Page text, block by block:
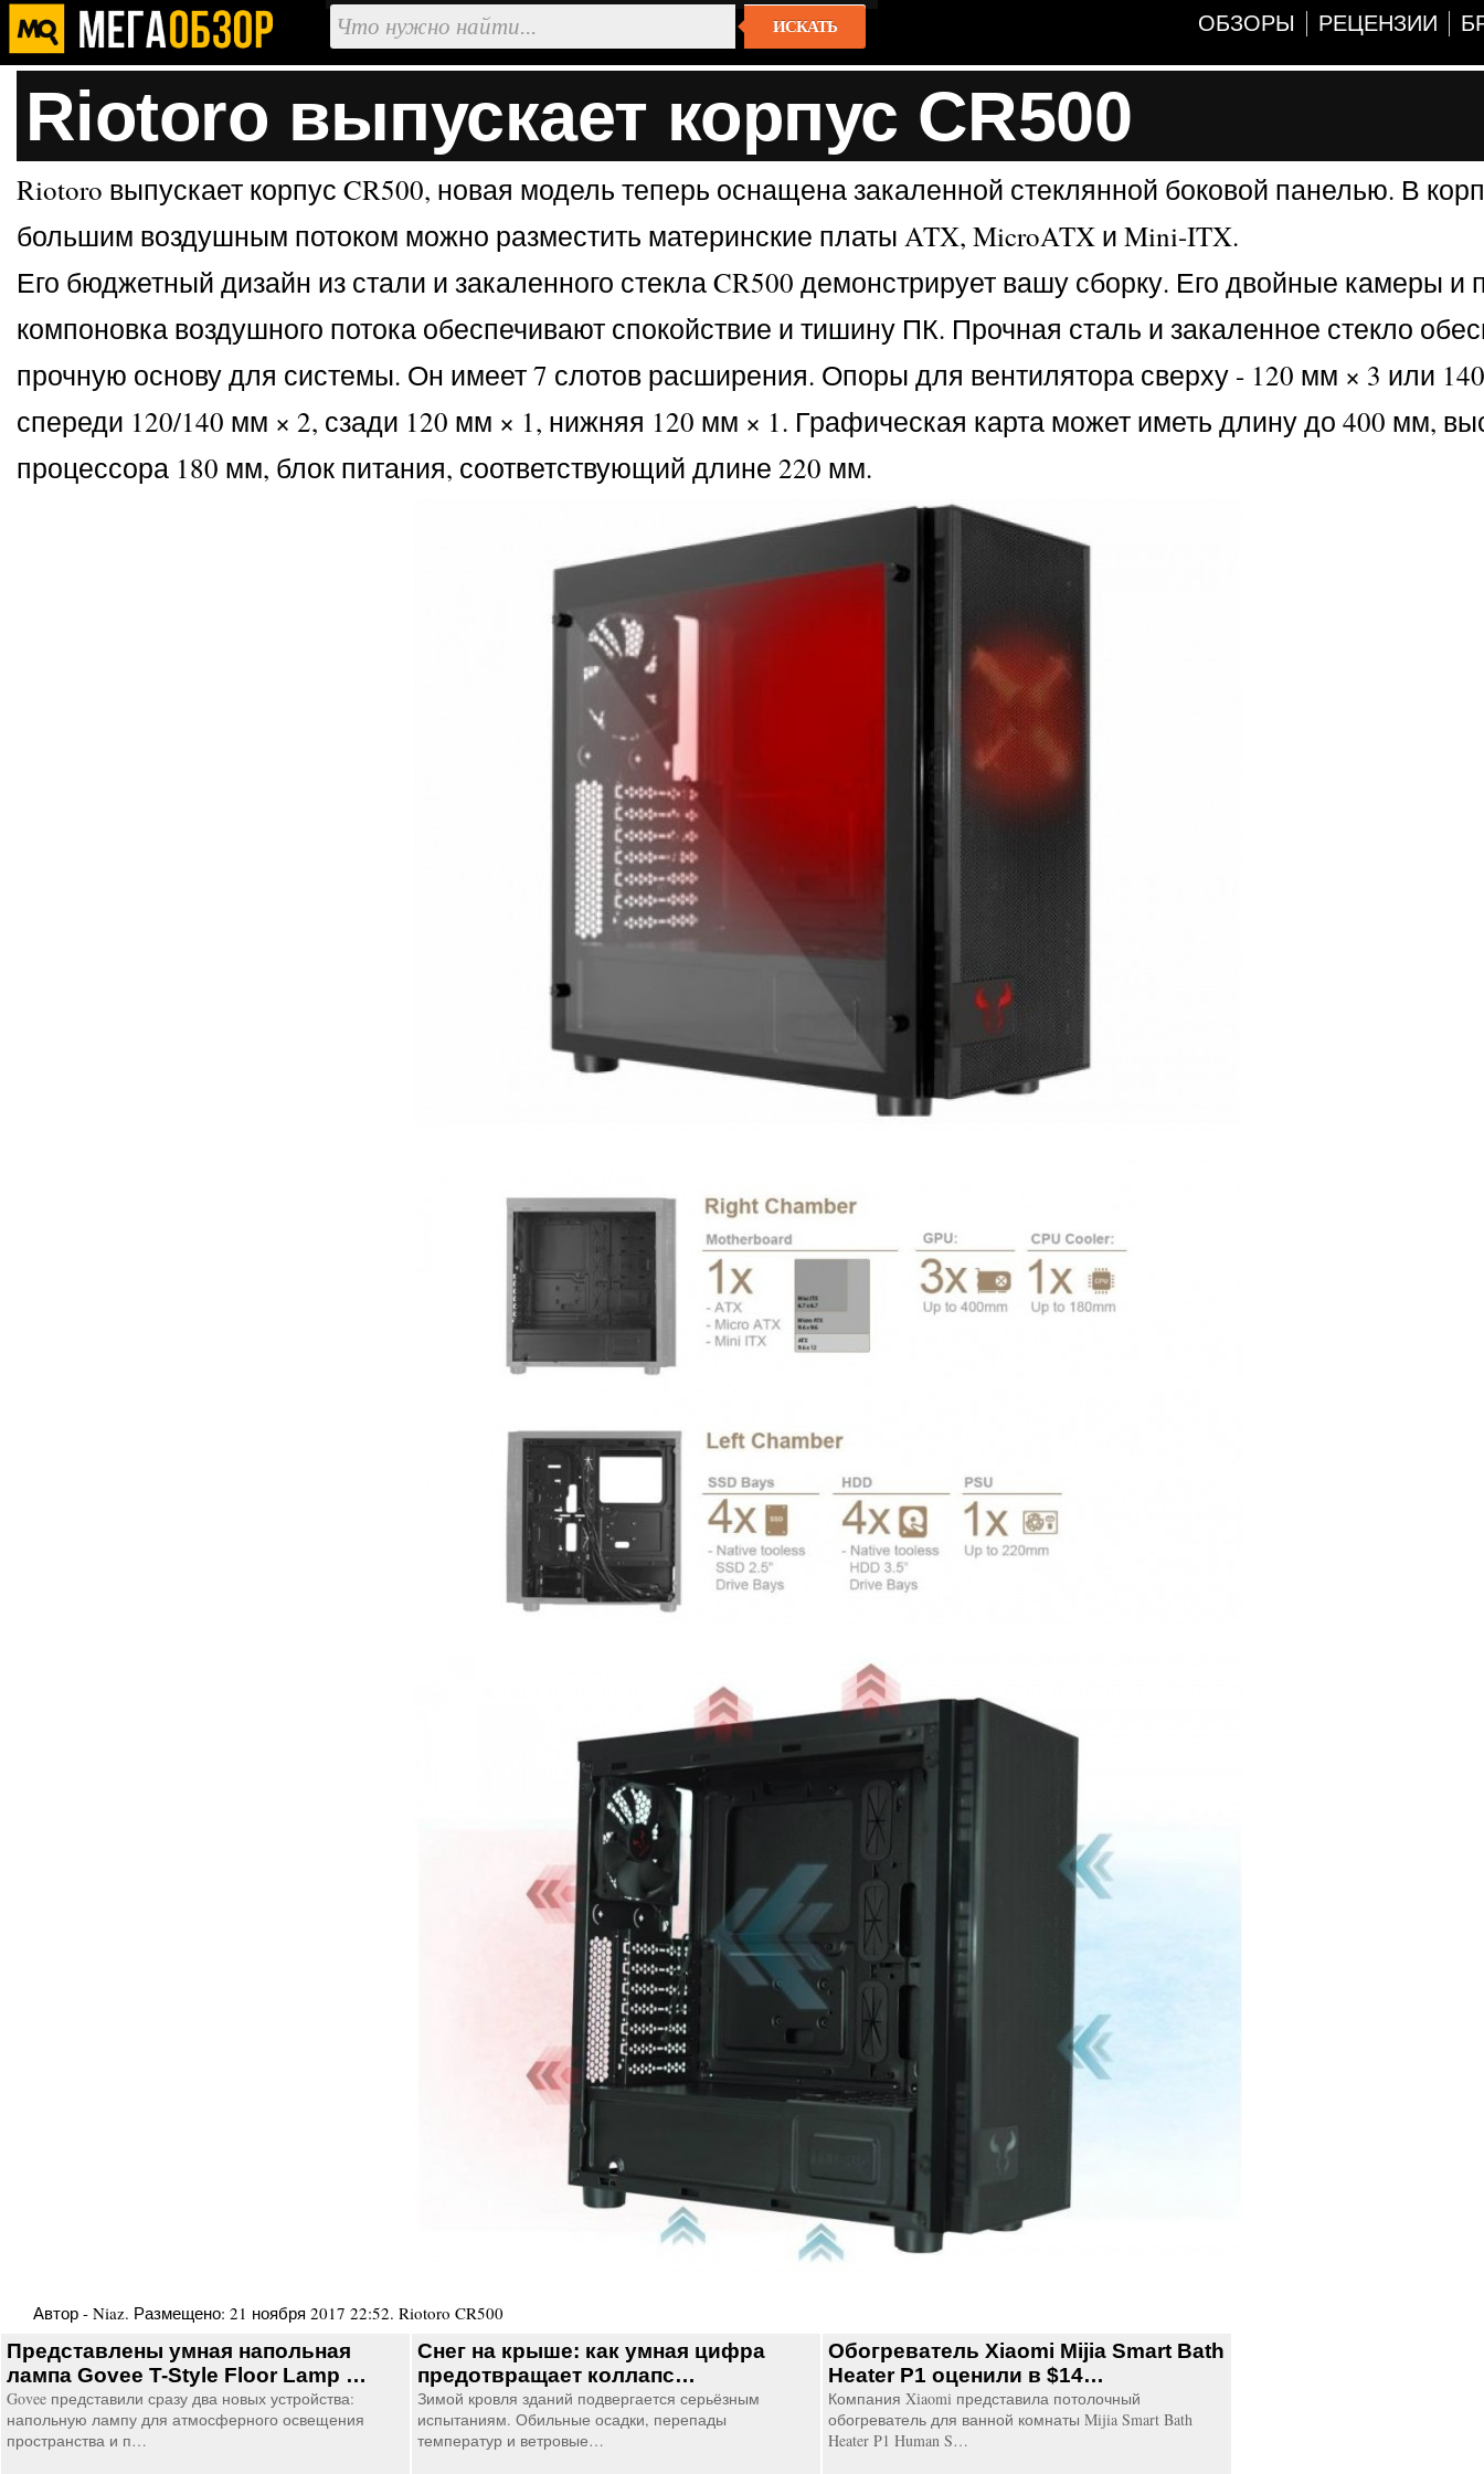
ИСКАТЬ ОБЗОРЫ РЕЦЕНЗИИ
Riotoro выпускает корпус CR500
Riotoro выпускает корпус CR500, новая модель теперь оснащена закаленной стеклянной боковой панелью. В
большим воздушным потоком можно разместить материнские платы ATX, MicroATX и Mini-ITX.
Его бюджетный дизайн из стали и закаленного стекла CR500 демонстрирует вашу сборку. Его двойные камеры и
компоновка воздушного потока обеспечивают спокойствие и тишину ПК. Прочная сталь и закаленное стекло
прочную основу для системы. Он имеет 7 слотов расширения. Опоры для вентилятора сверху - 120 мм × 3 или
спереди 120/140 мм × 2, сзади 120 мм × 1, нижняя 120 мм × 1. Графическая карта может иметь длину до 400 мм,
процессора 180 мм, блок питания, соответствующий длине 220 мм.
Автор - Niaz. Размещено: 21 ноября 2017 22:52. Riotoro CR500
Представлены умная напольная
лампа Govee T-Style Floor Lamp …
Govee представили сразу два новых устройства:
напольную лампу для атмосферного освещения
пространства и п…
Снег на крыше: как умная цифра
предотвращает коллапс…
Зимой кровля зданий подвергается серьёзным
испытаниям. Обильные осадки, перепады
температур и ветровые…
Обогреватель Xiaomi Mijia Smart Bath
Heater P1 оценили в $14…
Компания Xiaomi представила потолочный
обогреватель для ванной комнаты Mijia Smart Bath
Heater P1 Human S…